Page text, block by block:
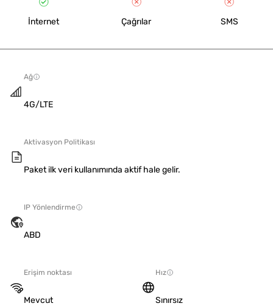
İnternet Çağrılar SMS
Ağ
4G/LTE
Aktivasyon Politikası
Paket ilk veri kullanımında aktif hale gelir.
IP Yönlendirme
ABD
Erişim noktası
Mevcut
Hız
Sınırsız